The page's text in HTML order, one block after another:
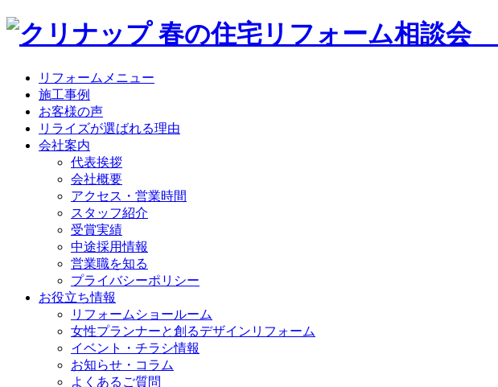
リフォームメニュー
施工事例
お客様の声
リライズが選ばれる理由
会社案内
代表挨拶
会社概要
アクセス・営業時間
スタッフ紹介
受賞実績
中途採用情報
営業職を知る
プライバシーポリシー
お役立ち情報
リフォームショールーム
女性プランナーと創るデザインリフォーム
イベント・チラシ情報
お知らせ・コラム
よくあるご質問